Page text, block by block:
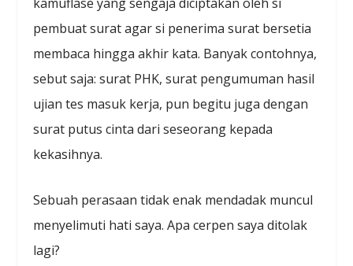
pembuat surat agar si penerima surat bersetia
membaca hingga akhir kata. Banyak contohnya,
sebut saja: surat PHK, surat pengumuman hasil
ujian tes masuk kerja, pun begitu juga dengan
surat putus cinta dari seseorang kepada
kekasihnya.
Sebuah perasaan tidak enak mendadak muncul
menyelimuti hati saya. Apa cerpen saya ditolak
lagi?